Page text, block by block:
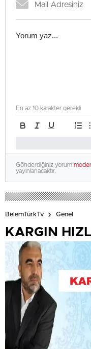
En az 10 karakter gerekli
Gönderdiğiniz yorum
yayınlanacaktır.
BelemTürkTv Genel
KARGIN